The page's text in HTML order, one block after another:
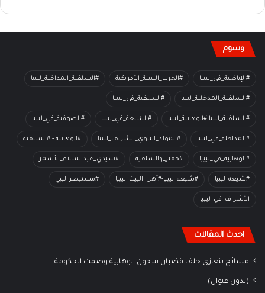
وسوم
#الإباضية_في_ليبيا #الحرب_الليبية_الأمريكية #السلفية_المداخلة_ليبيا
#السلفية_المدخلية_ليبيا #السلفية_في_ليبيا
#السلفية_ليبيا #الوهابية_ليبيا #الشيعة_في_ليبيا #الصوفية_في_ليبيا
#المداخلة_في_ليبيا #المولد_النبوي_الشريف_ليبيا #الوهابية - #السلفية
#الوهابية_في_ليبيا #حفتر_والسلفية #سيدي_عبدالسلام_الأسمر
#شيعة_ليبيا #شيعة_ليبيا-#أهل_البيت_ليبيا #مستبصر_ليبي
الأشراف_في_ليبيا
احدث المقالات
مشائخ بنغازي خلف قضبان سجون الوهابية وصمت الحكومة
(بدون عنوان)